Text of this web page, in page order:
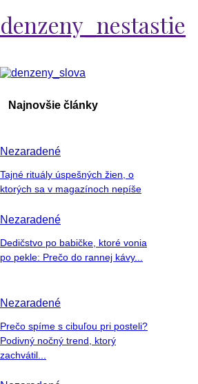
denzeny_nestastie
Najnovšie články
Nezaradené
Tajné rituály úspešných žien, o
ktorých sa v magazínoch nepíše
Nezaradené
Dedičstvo po babičke, ktoré vonia
po pekle: Prečo do rannej kávy...
Nezaradené
Prečo spíme s cibuľou pri posteli?
Podivný nočný trend, ktorý
zachvátil...